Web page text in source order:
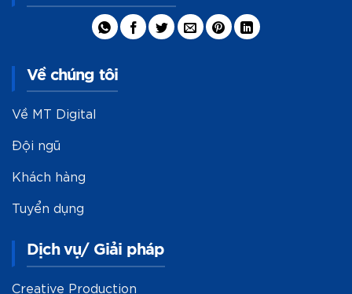
Về chúng tôi
Về MT Digital
Đội ngũ
Khách hàng
Tuyển dụng
Dịch vụ/ Giải pháp
Creative Production